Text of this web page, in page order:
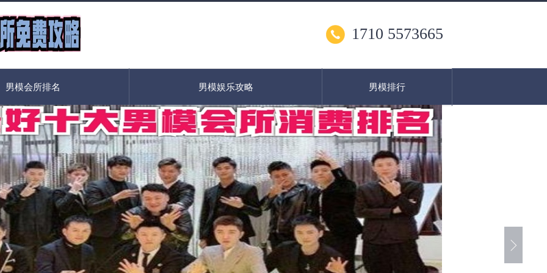
1710 5573665
男模会所排名 男模娱乐攻略 男模排行